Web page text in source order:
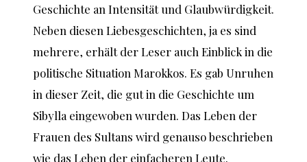
Geschichte an Intensität und Glaubwürdigkeit.
Neben diesen Liebesgeschichten, ja es sind
mehrere, erhält der Leser auch Einblick in die
politische Situation Marokkos. Es gab Unruhen
in dieser Zeit, die gut in die Geschichte um
Sibylla eingewoben wurden. Das Leben der
Frauen des Sultans wird genauso beschrieben
wie das Leben der einfacheren Leute.